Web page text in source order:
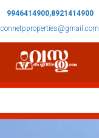
9946414900,8921414900
connetpproperties@gmail.com